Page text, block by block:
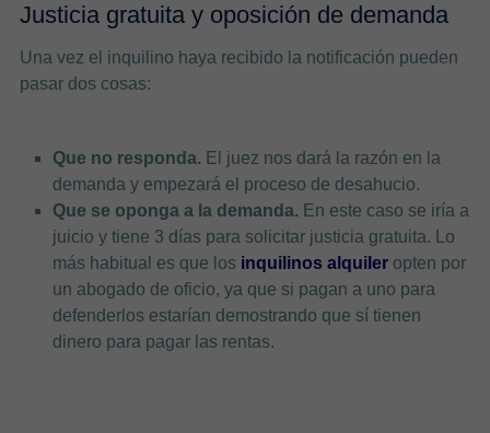
Justicia gratuita y oposición de demanda
Una vez el inquilino haya recibido la notificación pueden
pasar dos cosas:
Que no responda. El juez nos dará la razón en la
demanda y empezará el proceso de desahucio.
Que se oponga a la demanda. En este caso se iría a
juicio y tiene 3 días para solicitar justicia gratuita. Lo
más habitual es que los inquilinos alquiler opten por
un abogado de oficio, ya que si pagan a uno para
defenderlos estarían demostrando que sí tienen
dinero para pagar las rentas.